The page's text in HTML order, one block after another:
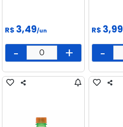
R$ 3,49/un
- +
R$ 3,99
-